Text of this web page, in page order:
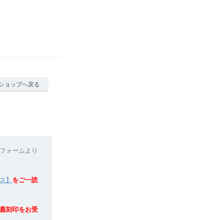
ョップへ戻る
ォームより
】 をご一読
刻印をお受